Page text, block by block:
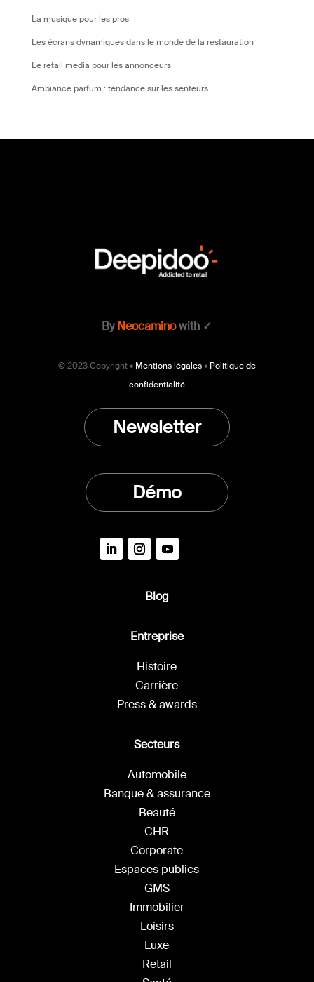
La musique pour les pros
Les écrans dynamiques dans le monde de la restauration
Le retail media pour les annonceurs
Ambiance parfum : tendance sur les senteurs
ByNeocaminowith ✓
© 2023 Copyright • Mentions légales• Politique de
confidentialité
Secteurs
Automobile
Banque & assurance
Beauté
CHR
Corporate
Espaces publics
GMS
Immobilier
Loisirs
Luxe
Retail
Entreprise
Histoire
Carrière
Press & awards
Blog
Newsletter
Démo